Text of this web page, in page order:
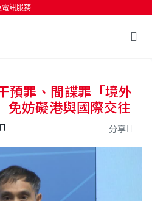
電訊服務
鍵開始搜尋
預罪、間諜罪「境外
妨礙港與國際交往
分享